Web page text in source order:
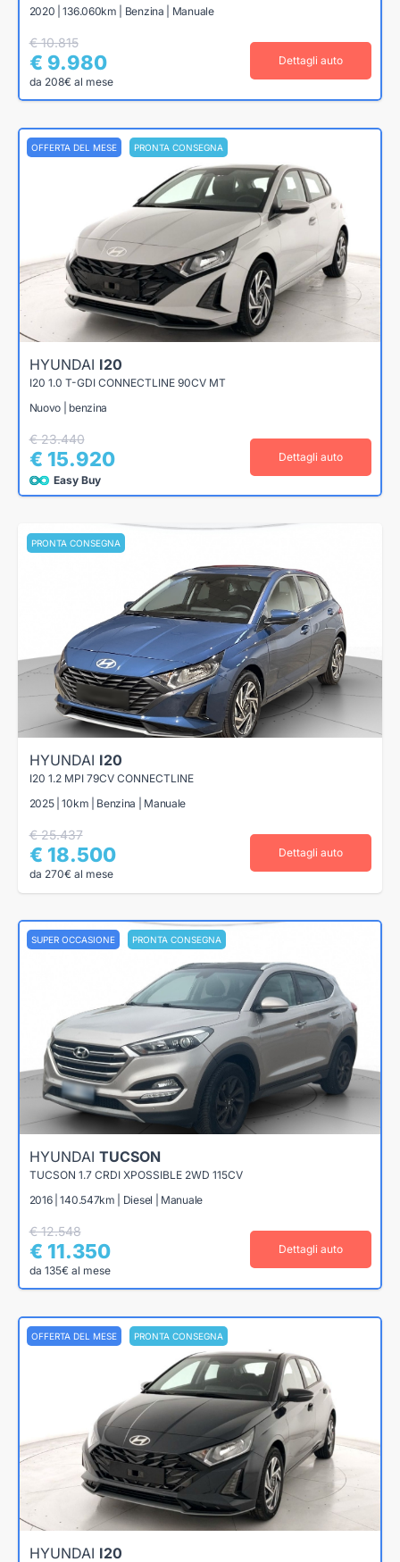
2020 | 136.060km | Benzina | Manuale
€ 10.815
€ 9.980
da 208€ al mese
Dettagli auto
OFFERTA DEL MESE PRONTA CONSEGNA
HYUNDAI I20
I20 1.0 T-GDI CONNECTLINE 90CV MT
Nuovo | benzina
€ 23.440
€ 15.920
Easy Buy
Dettagli auto
PRONTA CONSEGNA
HYUNDAI I20
I20 1.2 MPI 79CV CONNECTLINE
2025 | 10km | Benzina | Manuale
€ 25.437
€ 18.500
da 270€ al mese
Dettagli auto
SUPER OCCASIONE PRONTA CONSEGNA
HYUNDAI TUCSON
TUCSON 1.7 CRDI XPOSSIBLE 2WD 115CV
2016 | 140.547km | Diesel | Manuale
€ 12.548
€ 11.350
da 135€ al mese
Dettagli auto
OFFERTA DEL MESE PRONTA CONSEGNA
HYUNDAI I20